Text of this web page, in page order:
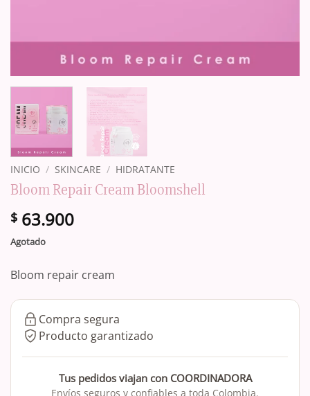
INICIO / SKINCARE / HIDRATANTE
Bloom Repair Cream Bloomshell
$ 63.900
Agotado
Bloom repair cream
Compra segura
Producto garantizado
Tus pedidos viajan con COORDINADORA
Envíos seguros y confiables a toda Colombia.